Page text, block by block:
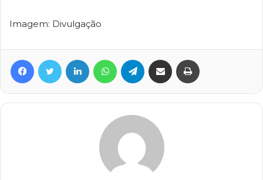
Imagem: Divulgação
FacebookTwitter Linkedin WhatsAppTelegramCompartilhar via e-mail